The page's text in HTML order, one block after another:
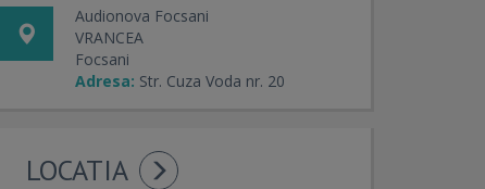
Audionova Focsani
VRANCEA
Focsani
Adresa: Str. Cuza Voda nr. 20
LOCATIA